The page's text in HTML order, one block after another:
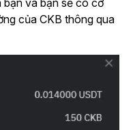
và bạn sẽ có cơ
của CKB thông qua